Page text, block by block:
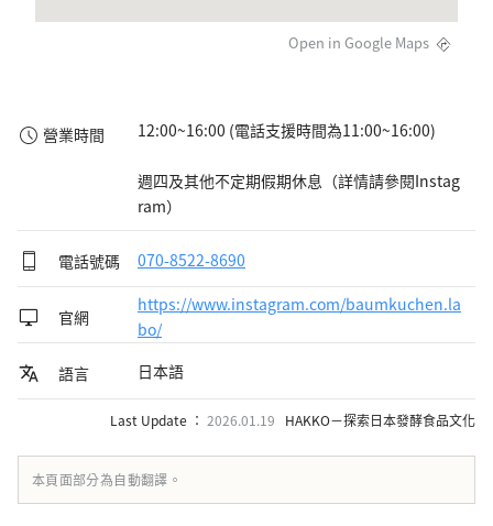
Open in Google Maps
營業時間 12:00~16:00 (電話支援時間為11:00~16:00)
週四及其他不定期假期休息（詳情請參閱Instag
ram）
電話號碼 070-8522-8690
官網
https://www.instagram.com/baumkuchen.la
bo/
語言
日本語
Last Update ： 2026.01.19 HAKKO－探索日本發酵食品文化
本頁面部分為自動翻譯。